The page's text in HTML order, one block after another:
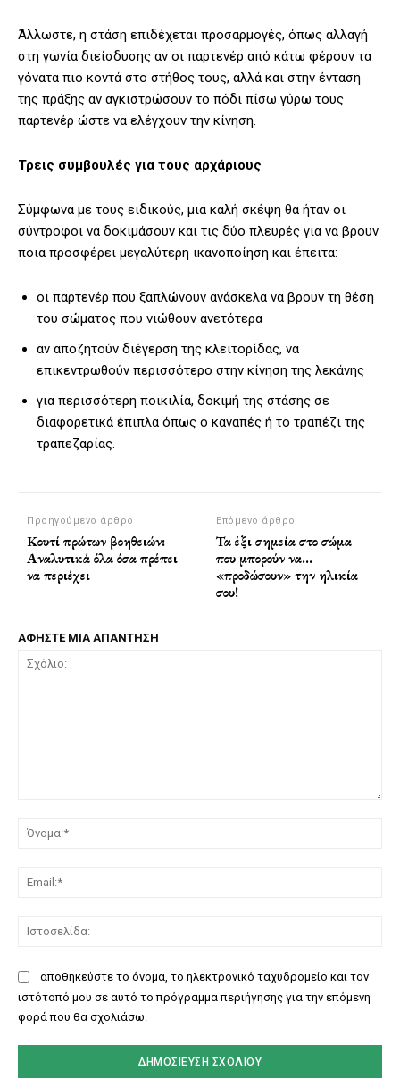
Άλλωστε, η στάση επιδέχεται προσαρμογές, όπως αλλαγή
στη γωνία διείσδυσης αν οι παρτενέρ από κάτω φέρουν τα
γόνατα πιο κοντά στο στήθος τους, αλλά και στην ένταση
της πράξης αν αγκιστρώσουν το πόδι πίσω γύρω τους
παρτενέρ ώστε να ελέγχουν την κίνηση.
Τρεις συμβουλές για τους αρχάριους
Σύμφωνα με τους ειδικούς, μια καλή σκέψη θα ήταν οι
σύντροφοι να δοκιμάσουν και τις δύο πλευρές για να βρουν
ποια προσφέρει μεγαλύτερη ικανοποίηση και έπειτα:
οι παρτενέρ που ξαπλώνουν ανάσκελα να βρουν τη θέση
του σώματος που νιώθουν ανετότερα
αν αποζητούν διέγερση της κλειτορίδας, να
επικεντρωθούν περισσότερο στην κίνηση της λεκάνης
για περισσότερη ποικιλία, δοκιμή της στάσης σε
διαφορετικά έπιπλα όπως ο καναπές ή το τραπέζι της
τραπεζαρίας.
Προηγούμενο άρθρο
Κουτί πρώτων βοηθειών:
Αναλυτικά όλα όσα πρέπει
να περιέχει
Επόμενο άρθρο
Τα έξι σημεία στο σώμα
που μπορούν να…
«προδώσουν» την ηλικία
σου!
ΑΦΗΣΤΕ ΜΙΑ ΑΠΑΝΤΗΣΗ
αποθηκεύστε το όνομα, το ηλεκτρονικό ταχυδρομείο και τον
ιστότοπό μου σε αυτό το πρόγραμμα περιήγησης για την επόμενη
φορά που θα σχολιάσω.